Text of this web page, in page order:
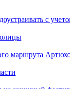
с
маршрута